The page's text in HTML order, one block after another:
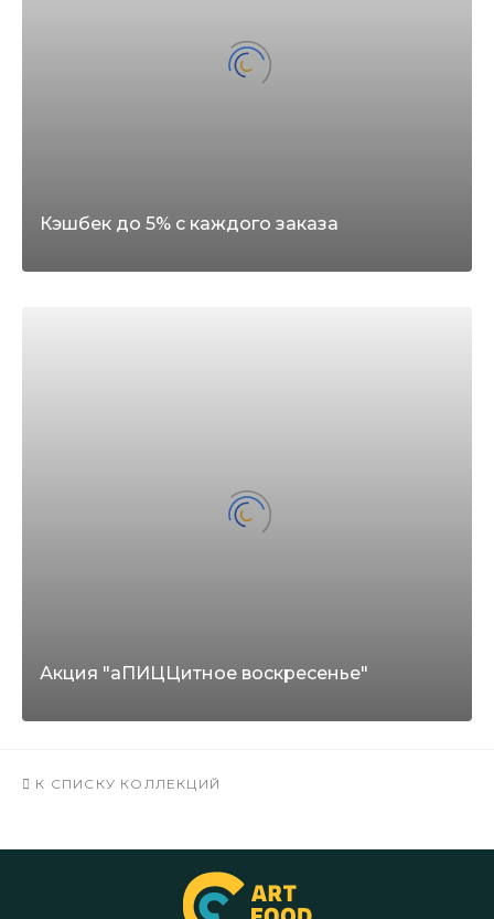
Кэшбек до 5% с каждого заказа
Акция "аПИЦЦитное воскресенье"
К СПИСКУ КОЛЛЕКЦИЙ